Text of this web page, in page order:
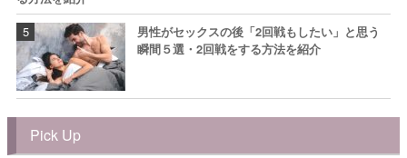
男性がセックスの後「2回戦もしたい」と思う
瞬間５選・2回戦をする方法を紹介
Pick Up